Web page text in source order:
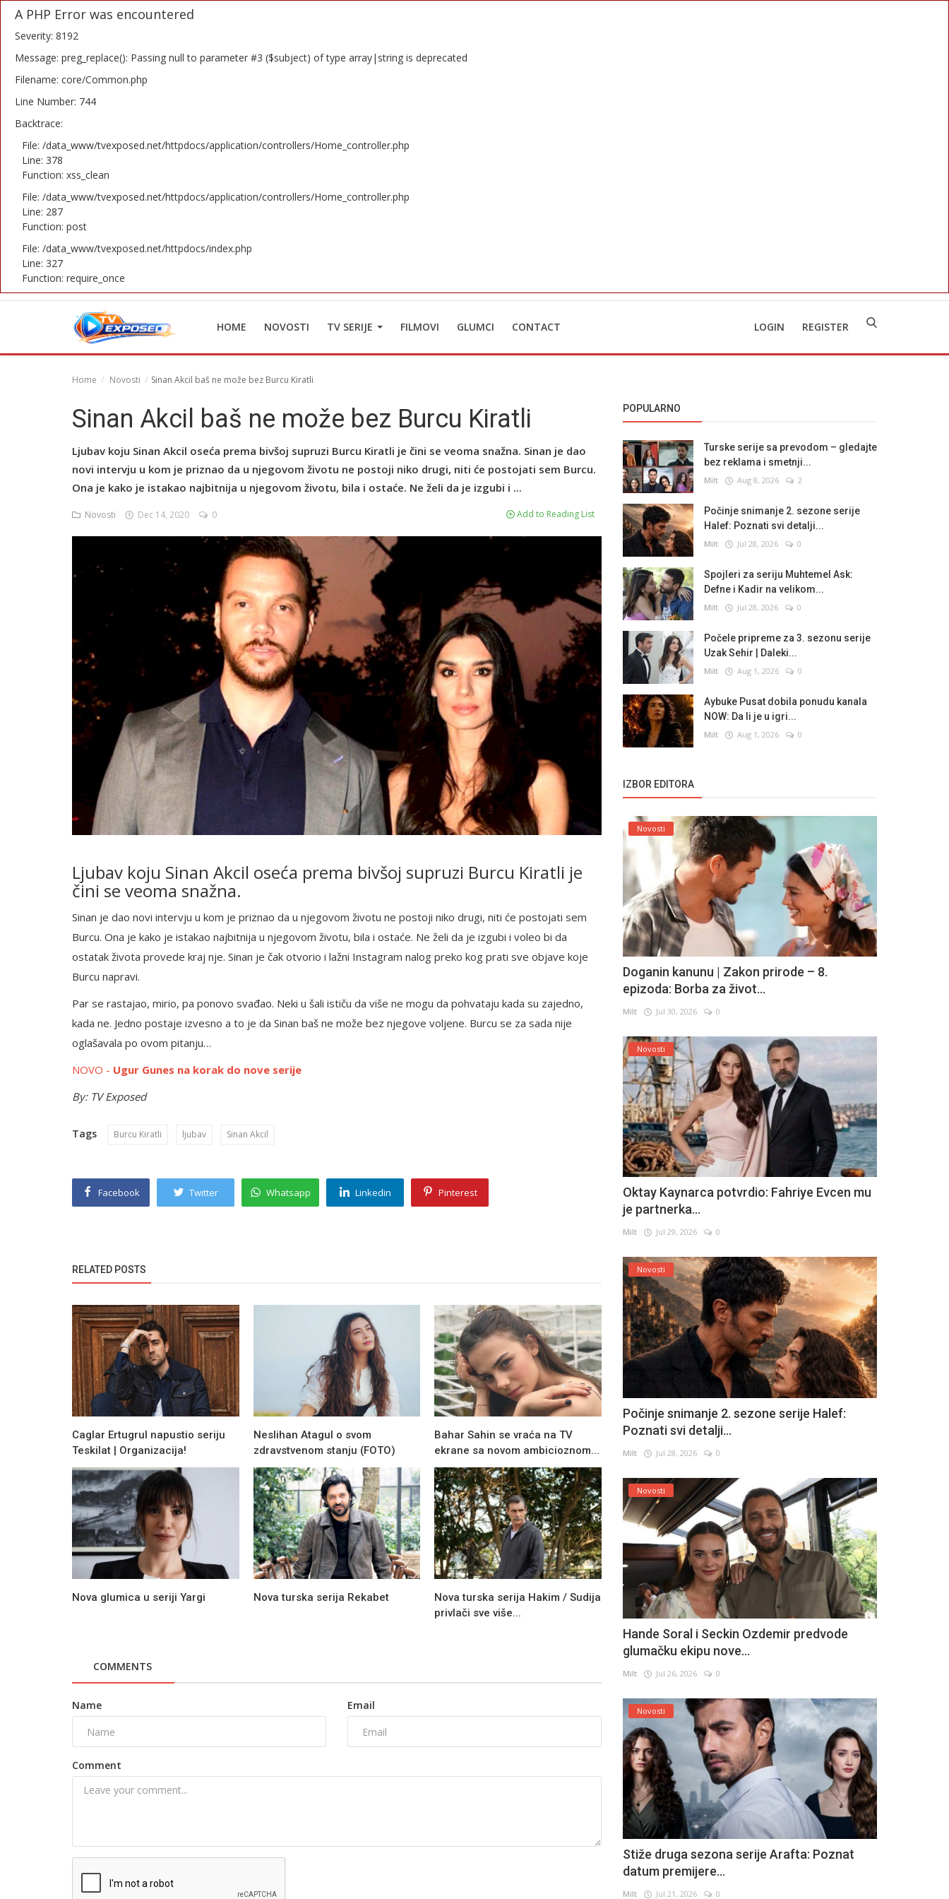
A PHP Error was encountered
Severity: 8192
Message: preg_replace(): Passing null to parameter #3 ($subject) of type array|string is deprecated
Filename: core/Common.php
Line Number: 744
Backtrace:
File: /data_www/tvexposed.net/httpdocs/application/controllers/Home_controller.php
Line: 378
Function: xss_clean
File: /data_www/tvexposed.net/httpdocs/application/controllers/Home_controller.php
Line: 287
Function: post
File: /data_www/tvexposed.net/httpdocs/index.php
Line: 327
Function: require_once
HOME NOVOSTI TV SERIJE FILMOVI GLUMCI CONTACT LOGIN REGISTER
Home
Novosti
TV Serije
Filmovi
Glumci
Contact
Login
English
Home Novosti Sinan Akcil baš ne može bez Burcu Kiratli
Sinan Akcil baš ne može bez Burcu Kiratli
Ljubav koju Sinan Akcil oseća prema bivšoj supruzi Burcu Kiratli je čini se veoma snažna. Sinan je dao
novi intervju u kom je priznao da u njegovom životu ne postoji niko drugi, niti će postojati sem Burcu.
Ona je kako je istakao najbitnija u njegovom životu, bila i ostaće. Ne želi da je izgubi i ...
Novosti Dec 14, 2020 0 Add to Reading List
Ljubav koju Sinan Akcil oseća prema bivšoj supruzi Burcu Kiratli je
čini se veoma snažna.
Sinan je dao novi intervju u kom je priznao da u njegovom životu ne postoji niko drugi, niti će postojati sem
Burcu. Ona je kako je istakao najbitnija u njegovom životu, bila i ostaće. Ne želi da je izgubi i voleo bi da
ostatak života provede kraj nje. Sinan je čak otvorio i lažni Instagram nalog preko kog prati sve objave koje
Burcu napravi.
Par se rastajao, mirio, pa ponovo svađao. Neki u šali ističu da više ne mogu da pohvataju kada su zajedno,
kada ne. Jedno postaje izvesno a to je da Sinan baš ne može bez njegove voljene. Burcu se za sada nije
oglašavala po ovom pitanju…
NOVO - Ugur Gunes na korak do nove serije
By: TV Exposed
Tags Burcu Kiratli ljubav Sinan Akcil
Facebook Twitter Whatsapp Linkedin Pinterest
RELATED POSTS
Caglar Ertugrul napustio seriju
Teskilat | Organizacija!
Neslihan Atagul o svom
zdravstvenom stanju (FOTO)
Bahar Sahin se vraća na TV
ekrane sa novom ambicioznom...
Nova glumica u seriji Yargi Nova turska serija Rekabet
Nova turska serija Hakim / Sudija
privlači sve više...
COMMENTS
Name Email
Comment
POPULARNO
Turske serije sa prevodom – gledajte
bez reklama i smetnji...
Milt Aug 8, 2026 2
Počinje snimanje 2. sezone serije
Halef: Poznati svi detalji...
Milt Jul 28, 2026 0
Spojleri za seriju Muhtemel Ask:
Defne i Kadir na velikom...
Milt Jul 28, 2026 0
Počele pripreme za 3. sezonu serije
Uzak Sehir | Daleki...
Milt Aug 1, 2026 0
Aybuke Pusat dobila ponudu kanala
NOW: Da li je u igri...
Milt Aug 1, 2026 0
IZBOR EDITORA
Novosti
Doganin kanunu | Zakon prirode – 8.
epizoda: Borba za život...
Milt Jul 30, 2026 0
Novosti
Oktay Kaynarca potvrdio: Fahriye Evcen mu
je partnerka...
Milt Jul 29, 2026 0
Novosti
Počinje snimanje 2. sezone serije Halef:
Poznati svi detalji...
Milt Jul 28, 2026 0
Novosti
Hande Soral i Seckin Ozdemir predvode
glumačku ekipu nove...
Milt Jul 26, 2026 0
Novosti
Stiže druga sezona serije Arafta: Poznat
datum premijere...
Milt Jul 21, 2026 0